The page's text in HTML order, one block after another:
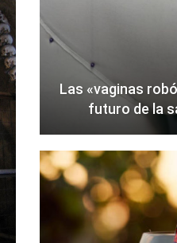
Las «vaginas
futuro de la